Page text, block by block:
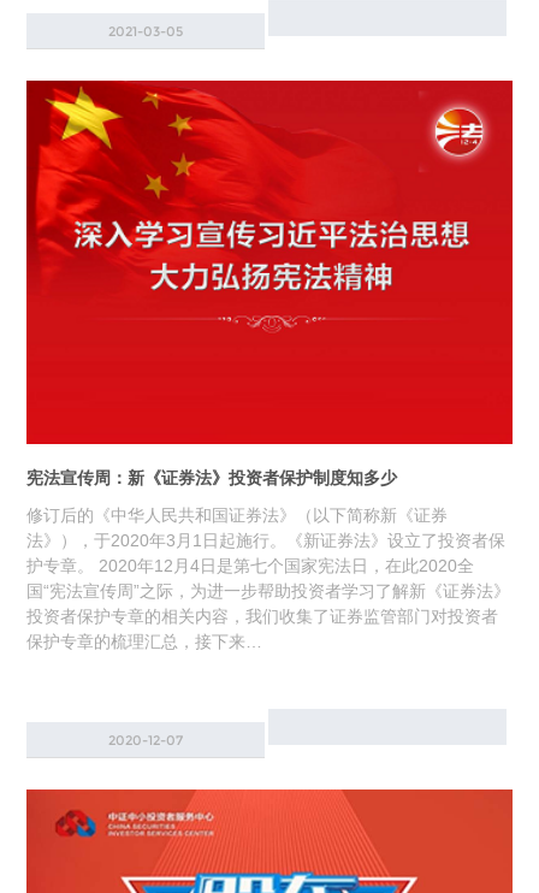
2021-03-05
宪法宣传周：新《证券法》投资者保护制度知多少
修订后的《中华人民共和国证券法》（以下简称新《证券
法》），于2020年3月1日起施行。《新证券法》设立了投资者保
护专章。 2020年12月4日是第七个国家宪法日，在此2020全
国“宪法宣传周”之际，为进一步帮助投资者学习了解新《证券法》
投资者保护专章的相关内容，我们收集了证券监管部门对投资者
保护专章的梳理汇总，接下来…
2020-12-07